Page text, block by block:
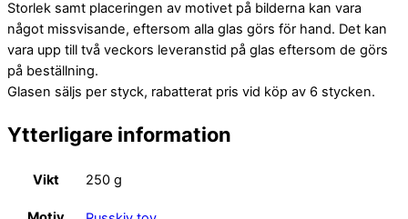
Storlek samt placeringen av motivet på bilderna kan vara
något missvisande, eftersom alla glas görs för hand. Det kan
vara upp till två veckors leveranstid på glas eftersom de görs
på beställning.
Glasen säljs per styck, rabatterat pris vid köp av 6 stycken.
Ytterligare information
Vikt 250 g